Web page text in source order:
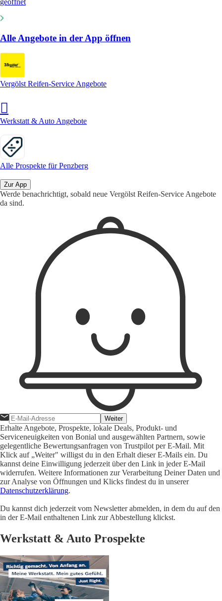
geöffnet
Alle Angebote in der App öffnen
Vergölst Reifen-Service Angebote
Werkstatt & Auto Angebote
Alle Prospekte für Penzberg
Zur App
Werde benachrichtigt, sobald neue Vergölst Reifen-Service Angebote
da sind.
Weiter
Erhalte Angebote, Prospekte, lokale Deals, Produkt- und
Serviceneuigkeiten von Bonial und ausgewählten Partnern, sowie
gelegentliche Bewertungsanfragen von Trustpilot per E-Mail. Mit
Klick auf „Weiter" willigst du in den Erhalt dieser E-Mails ein. Du
kannst deine Einwilligung jederzeit über den Link in jeder E-Mail
widerrufen. Weitere Informationen zur Verarbeitung Deiner Daten und
zur Analyse von Öffnungen und Klicks findest du in unserer
Datenschutzerklärung.
Du kannst dich jederzeit vom Newsletter abmelden, in dem du auf den
in der E-Mail enthaltenen Link zur Abbestellung klickst.
Werkstatt & Auto Prospekte